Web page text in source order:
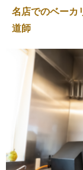
名店でのベーカ
道師